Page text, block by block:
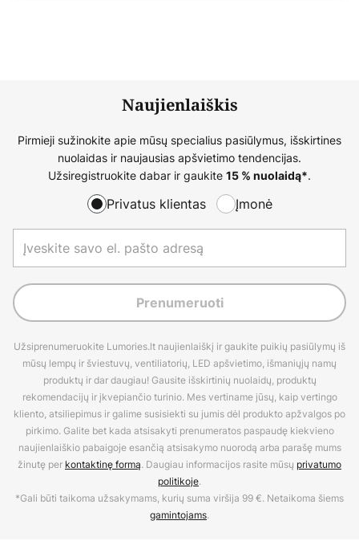
Naujienlaiškis
Pirmieji sužinokite apie mūsų specialius pasiūlymus, išskirtines
nuolaidas ir naujausias apšvietimo tendencijas.
Užsiregistruokite dabar ir gaukite 15 % nuolaidą*.
Privatus klientas Įmonė
Prenumeruoti
Užsiprenumeruokite Lumories.lt naujienlaiškį ir gaukite puikių pasiūlymų iš
mūsų lempų ir šviestuvų, ventiliatorių, LED apšvietimo, išmaniųjų namų
produktų ir dar daugiau! Gausite išskirtinių nuolaidų, produktų
rekomendacijų ir įkvepiančio turinio. Mes vertiname jūsų, kaip vertingo
kliento, atsiliepimus ir galime susisiekti su jumis dėl produkto apžvalgos po
pirkimo. Galite bet kada atsisakyti prenumeratos paspaudę kiekvieno
naujienlaiškio pabaigoje esančią atsisakymo nuorodą arba parašę mums
žinutę per kontaktinę formą. Daugiau informacijos rasite mūsų privatumo
politikoje.
*Gali būti taikoma užsakymams, kurių suma viršija 99 €. Netaikoma šiems
gamintojams.